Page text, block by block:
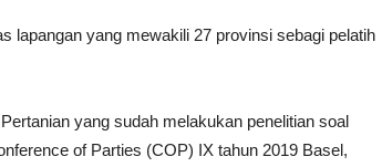
lapangan yang mewakili 27 provinsi sebagi pelatih
yang sudah melakukan penelitian soal
of Parties (COP) IX tahun 2019 Basel,